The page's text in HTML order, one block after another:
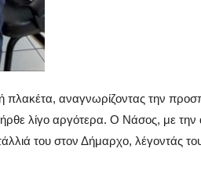
αναγνωρίζοντας την
λίγο αργότερα. Ο Νάσος, με την
του στον Δήμαρχο, λέγοντάς του: